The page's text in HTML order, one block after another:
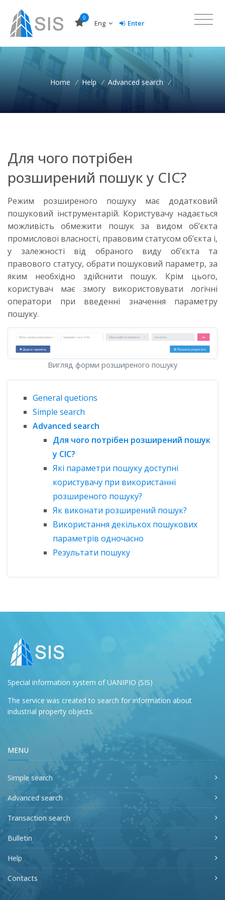
0
Eng Enter
Home / Help / Advanced search /
Для чого потрібен
розширений пошук у СІС?
Режим розширеного пошуку має додатковий
пошуковий інструментарій. Користувачу надається
можливість обмежити пошук за видом об’єкта
промислової власності, правовим статусом об’єкта і,
у залежності від обраного виду об’єкта та
правового статусу, обрати пошуковий параметр, за
яким необхідно здійснити пошук. Крім цього,
користувач має змогу використовувати логічні
оператори при введенні значення параметру
пошуку.
Вигляд форми розширеного пошуку
General quetions
Simple search
Advanced search
Для чого потрібен розширений пошук
у СІС?
Які параметри пошуку доступні
користувачу при використанні
розширеного пошуку?
Як виконати розширений пошук?
Використання декількох пошукових
параметрів одночасно
Результати пошуку
Special information system of UANIPIO (SIS)
The service was created to search for information about
industrial property objects.
MENU
Simple search
Advanced search
Transaction search
Bulletin
Help
Contacts